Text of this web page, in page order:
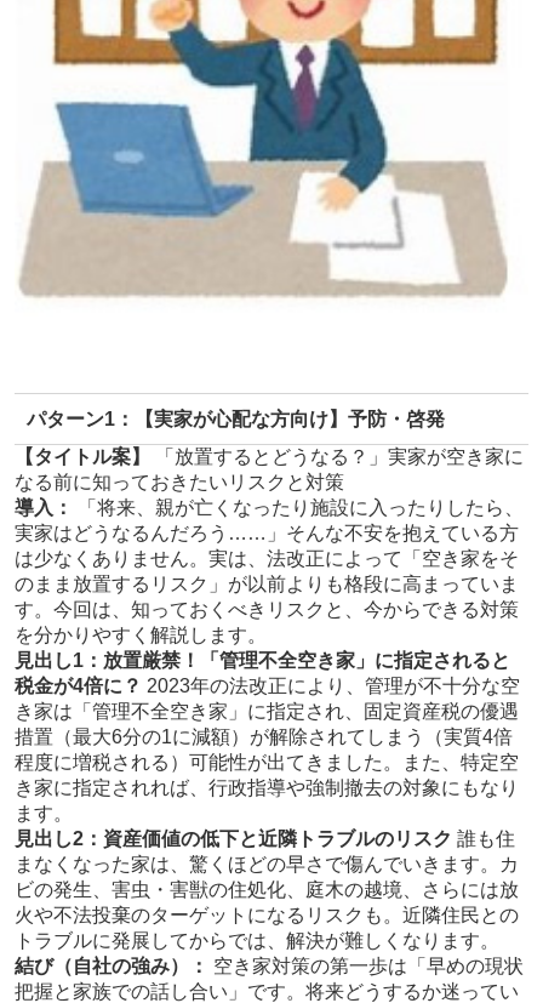
パターン1：【実家が心配な方向け】予防・啓発
【タイトル案】
「放置するとどうなる？」実家が空き家に
なる前に知っておきたいリスクと対策
導入：
「将来、親が亡くなったり施設に入ったりしたら、
実家はどうなるんだろう……」そんな不安を抱えている方
は少なくありません。実は、法改正によって「空き家をそ
のまま放置するリスク」が以前よりも格段に高まっていま
す。今回は、知っておくべきリスクと、今からできる対策
を分かりやすく解説します。
見出し1：放置厳禁！「管理不全空き家」に指定されると
税金が4倍に？ 2023年の法改正により、管理が不十分な空
き家は「管理不全空き家」に指定され、固定資産税の優遇
措置（最大6分の1に減額）が解除されてしまう（実質4倍
程度に増税される）可能性が出てきました。また、特定空
き家に指定されれば、行政指導や強制撤去の対象にもなり
ます。
見出し2：資産価値の低下と近隣トラブルのリスク 誰も住
まなくなった家は、驚くほどの早さで傷んでいきます。カ
ビの発生、害虫・害獣の住処化、庭木の越境、さらには放
火や不法投棄のターゲットになるリスクも。近隣住民との
トラブルに発展してからでは、解決が難しくなります。
結び（自社の強み）：
空き家対策の第一歩は「早めの現状
把握と家族での話し合い」です。将来どうするか迷ってい